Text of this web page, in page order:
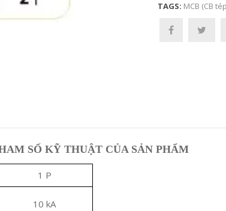
TAGS: MCB (CB
SỐ KỸ THUẬT CỦA SẢN PHẨM
1 P
10 kA